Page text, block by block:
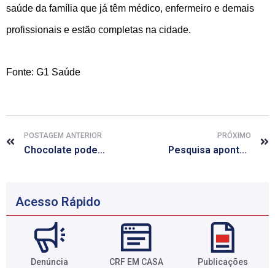
saúde da família que já têm médico, enfermeiro e demais
profissionais e estão completas na cidade.
Fonte: G1 Saúde
POSTAGEM ANTERIOR
Chocolate pode prevenir declínio da memória
PRÓXIMO
Pesquisa aponta relação entre gene que causa câncer e autismo
Acesso Rápido
Denúncia CRF EM CASA Publicações